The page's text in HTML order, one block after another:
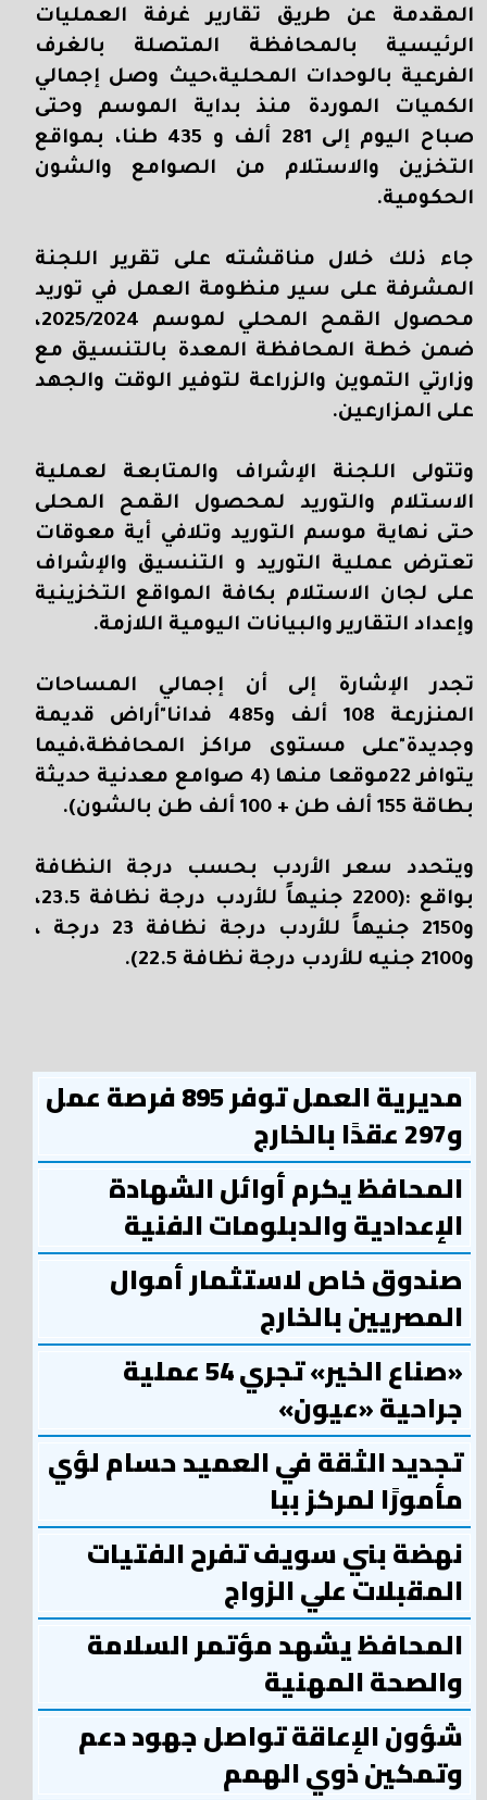
المقدمة عن طريق تقارير غرفة العمليات
الرئيسية بالمحافظة المتصلة بالغرف
الفرعية بالوحدات المحلية،حيث وصل إجمالي
الكميات الموردة منذ بداية الموسم وحتى
صباح اليوم إلى 281 ألف و 435 طنا، بمواقع
التخزين والاستلام من الصوامع والشون
الحكومية.
جاء ذلك خلال مناقشته على تقرير اللجنة
المشرفة على سير منظومة العمل في توريد
محصول القمح المحلي لموسم 2025/2024،
ضمن خطة المحافظة المعدة بالتنسيق مع
وزارتي التموين والزراعة لتوفير الوقت والجهد
على المزارعين.
وتتولى اللجنة الإشراف والمتابعة لعملية
الاستلام والتوريد لمحصول القمح المحلى
حتى نهاية موسم التوريد وتلافي أية معوقات
تعترض عملية التوريد و التنسيق والإشراف
على لجان الاستلام بكافة المواقع التخزينية
وإعداد التقارير والبيانات اليومية اللازمة.
تجدر الإشارة إلى أن إجمالي المساحات
المنزرعة 108 ألف و485 فدانا"أراض قديمة
وجديدة"على مستوى مراكز المحافظة،فيما
يتوافر 22موقعا منها (4 صوامع معدنية حديثة
بطاقة 155 ألف طن + 100 ألف طن بالشون).
ويتحدد سعر الأردب بحسب درجة النظافة
بواقع :(2200 جنيهاً للأردب درجة نظافة 23.5،
و2150 جنيهاً للأردب درجة نظافة 23 درجة ،
و2100 جنيه للأردب درجة نظافة 22.5).
مديرية العمل توفر 895 فرصة عمل
و297 عقدًا بالخارج
المحافظ يكرم أوائل الشهادة
الإعدادية والدبلومات الفنية
صندوق خاص لاستثمار أموال
المصريين بالخارج
«صناع الخير» تجري 54 عملية
جراحية «عيون»
تجديد الثقة في العميد حسام لؤي
مأمورًا لمركز ببا
نهضة بني سويف تفرح الفتيات
المقبلات علي الزواج
المحافظ يشهد مؤتمر السلامة
والصحة المهنية
شؤون الإعاقة تواصل جهود دعم
وتمكين ذوي الهمم